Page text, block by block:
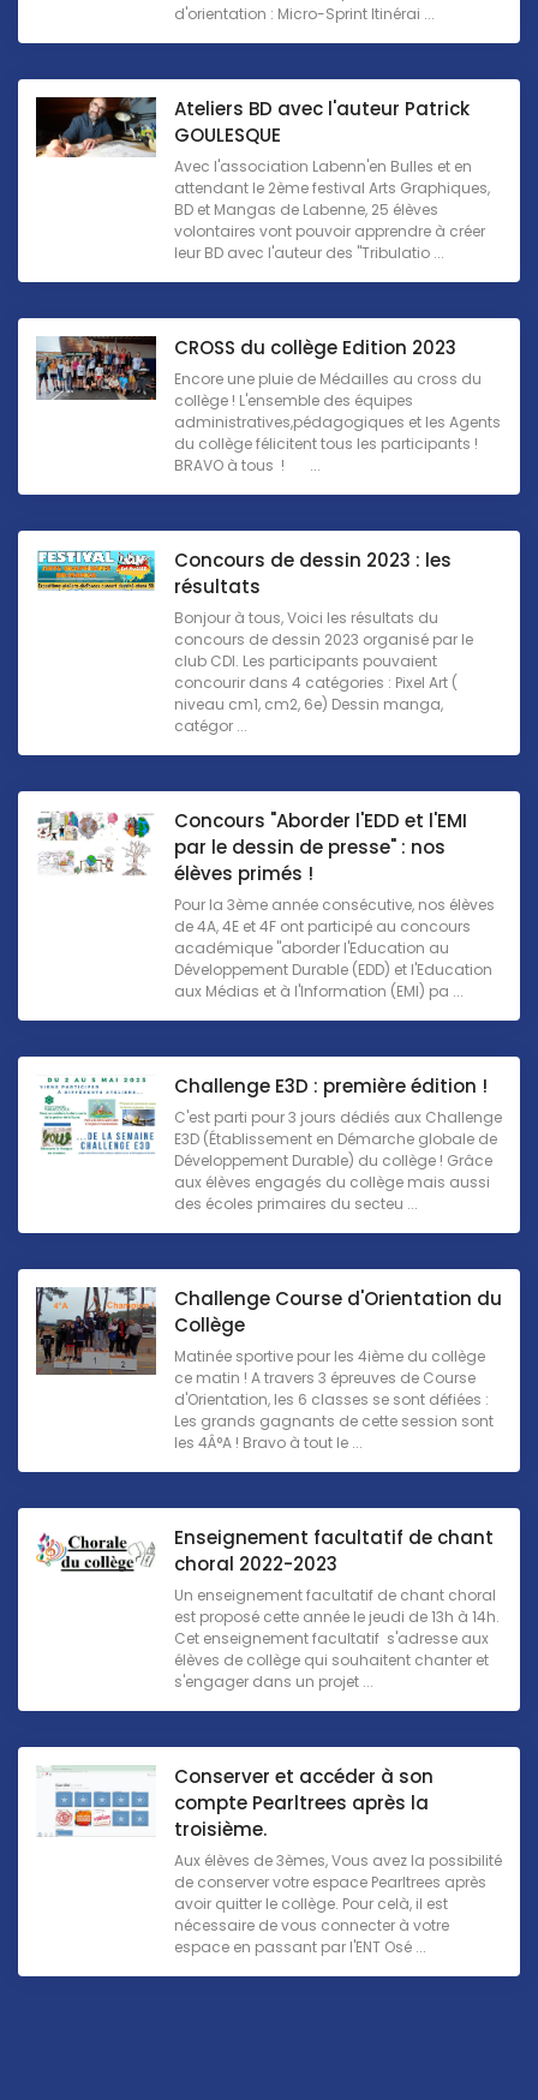
d'orientation : Micro-Sprint Itinérai ...
Ateliers BD avec l'auteur Patrick
GOULESQUE
Avec l'association Labenn'en Bulles et en
attendant le 2ème festival Arts Graphiques,
BD et Mangas de Labenne, 25 élèves
volontaires vont pouvoir apprendre à créer
leur BD avec l'auteur des "Tribulatio ...
CROSS du collège Edition 2023
Encore une pluie de Médailles au cross du
collège ! L'ensemble des équipes
administratives,pédagogiques et les Agents
du collège félicitent tous les participants !
BRAVO à tous ! ...
Concours de dessin 2023 : les
résultats
Bonjour à tous, Voici les résultats du
concours de dessin 2023 organisé par le
club CDI. Les participants pouvaient
concourir dans 4 catégories : Pixel Art (
niveau cm1, cm2, 6e) Dessin manga,
catégor ...
Concours "Aborder l'EDD et l'EMI
par le dessin de presse" : nos
élèves primés !
Pour la 3ème année consécutive, nos élèves
de 4A, 4E et 4F ont participé au concours
académique "aborder l'Education au
Développement Durable (EDD) et l'Education
aux Médias et à l'Information (EMI) pa ...
Challenge E3D : première édition !
C'est parti pour 3 jours dédiés aux Challenge
E3D (Établissement en Démarche globale de
Développement Durable) du collège ! Grâce
aux élèves engagés du collège mais aussi
des écoles primaires du secteu ...
Challenge Course d'Orientation du
Collège
Matinée sportive pour les 4ième du collège
ce matin ! A travers 3 épreuves de Course
d'Orientation, les 6 classes se sont défiées :
Les grands gagnants de cette session sont
les 4Â°A ! Bravo à tout le ...
Enseignement facultatif de chant
choral 2022-2023
Un enseignement facultatif de chant choral
est proposé cette année le jeudi de 13h à 14h.
Cet enseignement facultatif s'adresse aux
élèves de collège qui souhaitent chanter et
s'engager dans un projet ...
Conserver et accéder à son
compte Pearltrees après la
troisième.
Aux élèves de 3èmes, Vous avez la possibilité
de conserver votre espace Pearltrees après
avoir quitter le collège. Pour celà, il est
nécessaire de vous connecter à votre
espace en passant par l'ENT Osé ...